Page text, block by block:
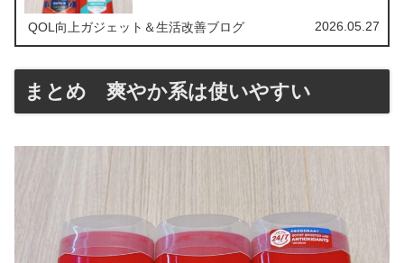
QOL向上ガジェット＆生活改善ブログ 2026.05.27
まとめ 爽やか系は使いやすい